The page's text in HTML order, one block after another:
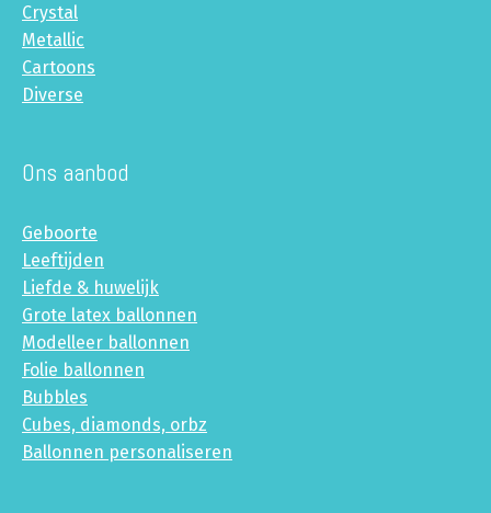
Crystal
Metallic
Cartoons
Diverse
Ons aanbod
Geboorte
Leeftijden
Liefde & huwelijk
Grote latex ballonnen
Modelleer ballonnen
Folie ballonnen
Bubbles
Cubes, diamonds, orbz
Ballonnen personaliseren